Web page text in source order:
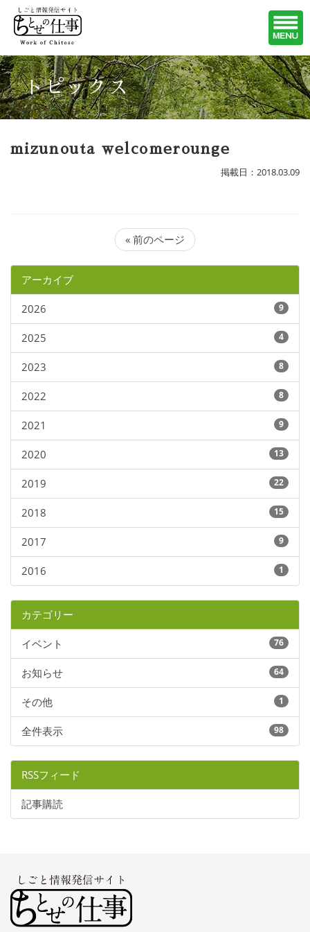
トピックス
mizunouta welcomerounge
掲載日：2018.03.09
« 前のページ
アーカイブ
2026 9
2025 4
2023 8
2022 8
2021 9
2020 13
2019 22
2018 15
2017 9
2016 1
カテゴリー
イベント 76
お知らせ 64
その他 1
全件表示 98
RSSフィード
記事購読